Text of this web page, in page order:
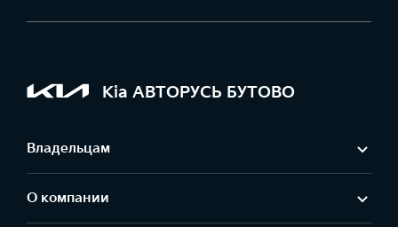
Kia АВТОРУСЬ БУТОВО
Владельцам
О компании